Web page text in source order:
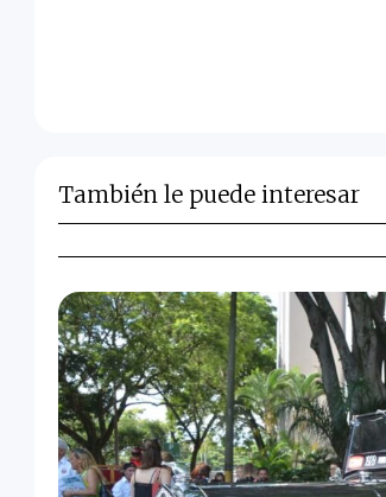
También le puede interesar